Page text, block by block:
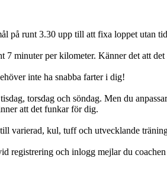
på runt 3.30 upp till att fixa loppet utan
7 minuter per kilometer. Känner det att
inte ha snabba farter i dig!
torsdag och söndag. Men du
att det funkar för dig.
varierad, kul, tuff och utvecklande
registrering och inlogg mejlar du